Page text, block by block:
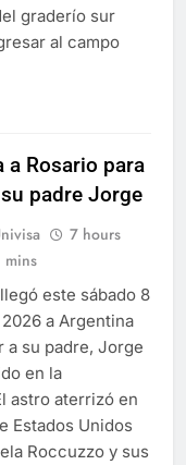
graderío sur
al campo
a Rosario para
padre Jorge
7 hours
mins
este sábado 8
a Argentina
a su padre, Jorge
en la
astro aterrizó en
Estados Unidos
Roccuzzo y sus